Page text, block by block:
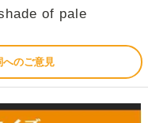
of pale
へのご意見